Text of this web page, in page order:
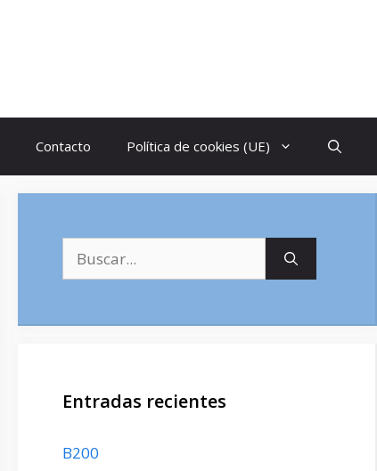
Contacto Política de cookies (UE)
Entradas recientes
B200